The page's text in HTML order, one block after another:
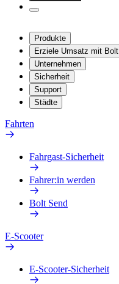
Produkte
Erziele Umsatz mit Bolt
Unternehmen
Sicherheit
Support
Städte
Fahrten
Fahrgast-Sicherheit
Fahrer:in werden
Bolt Send
E-Scooter
E-Scooter-Sicherheit